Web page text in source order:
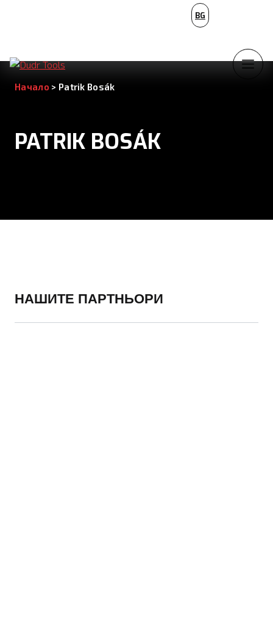
BG
Начало > Patrik Bosák
PATRIK BOSÁK
НАШИТЕ ПАРТНЬОРИ